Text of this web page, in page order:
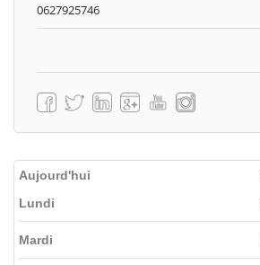
0627925746
Aujourd'hui
Lundi
Mardi